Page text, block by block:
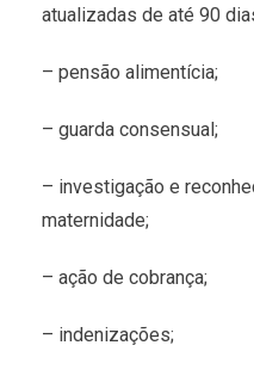
atualizadas de até 90
– pensão alimentícia;
– guarda consensual;
– investigação e
maternidade;
– ação de cobrança;
– indenizações;